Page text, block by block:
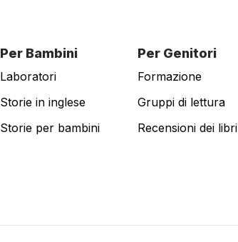
Per Bambini
Laboratori
Storie in inglese
Storie per bambini
Per Genitori
Formazione
Gruppi di lettura
Recensioni dei libri